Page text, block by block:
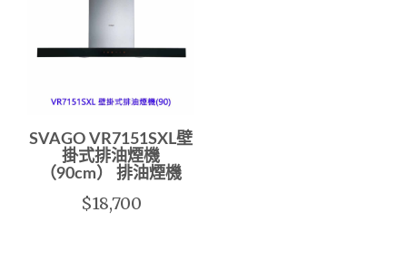
SVAGO VR7151SXL壁
掛式排油煙機
（90cm） 排油煙機
$18,700